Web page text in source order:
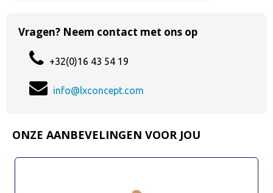
Vragen? Neem contact met ons op
+32(0)16 43 54 19
info@lxconcept.com
ONZE AANBEVELINGEN VOOR JOU